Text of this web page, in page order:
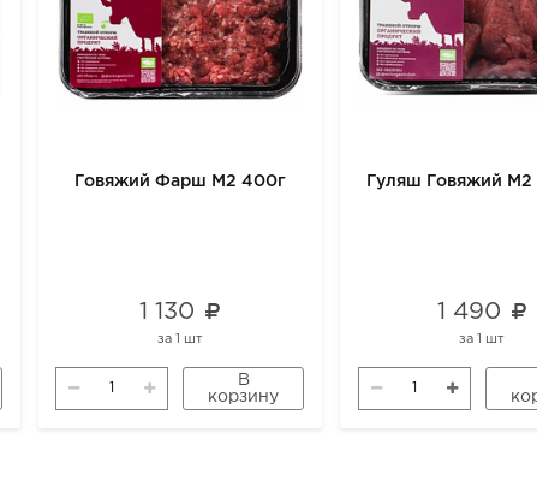
Говяжий Фарш М2 400г
1 130
за 1 шт
В
корзину
Гуляш Говяжий М2
1 490
за1 шт